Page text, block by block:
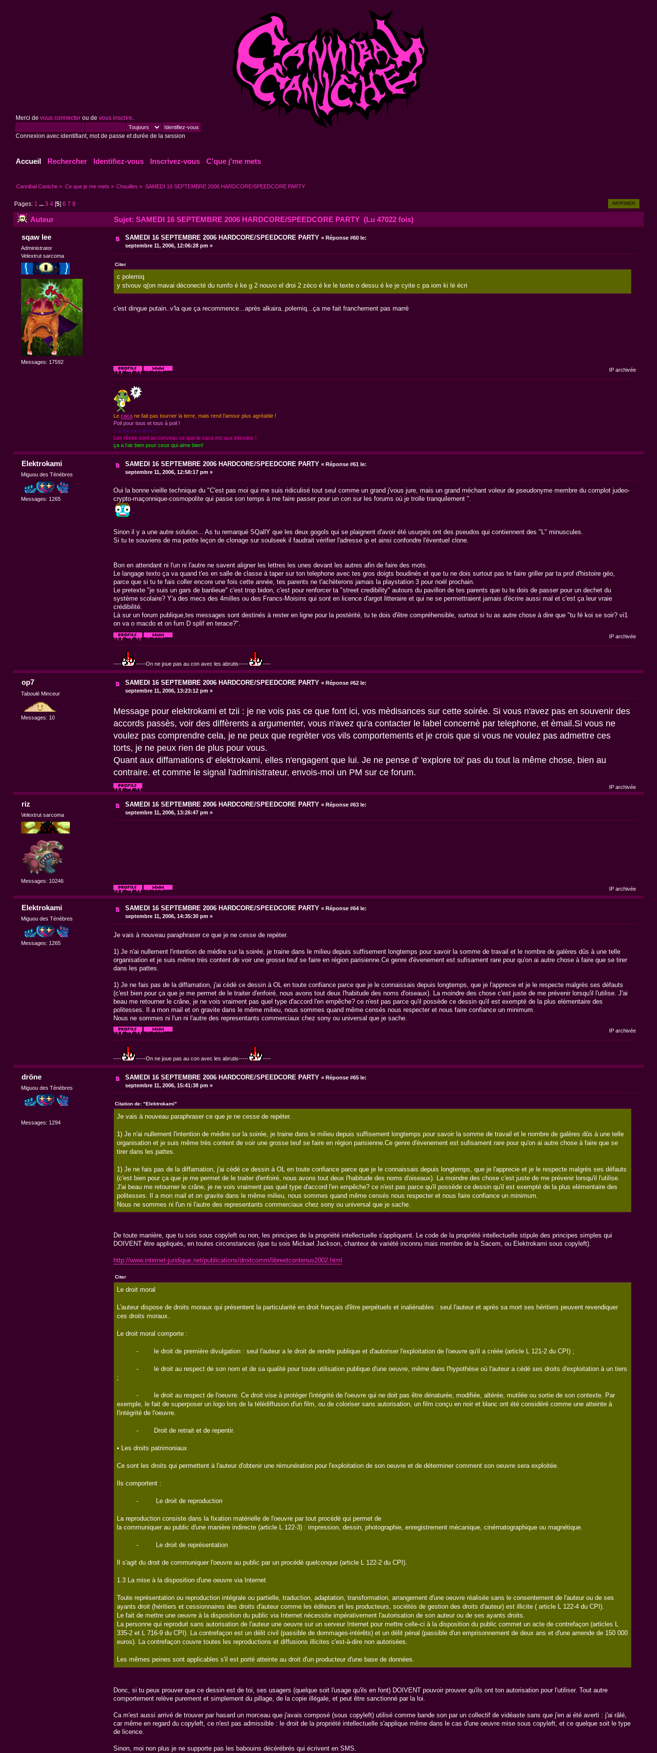
Merci de vous connecterou de vous inscrire
Connexion avec identifiant, mot de passe et durée de la session
Accueil Rechercher Identifiez-vous Inscrivez-vous C'que j'me mets
Cannibal Caniche » Ce que je me mets » Chouilles » SAMEDI 16 SEPTEMBRE 2006 HARDCORE/SPEEDCORE PARTY
IMPRIMER
Pages: 1 ...3 4 [5]6 7 8
Auteur Sujet: SAMEDI 16 SEPTEMBRE 2006 HARDCORE/SPEEDCORE PARTY (Lu 47022 fois)
sqaw lee
Administrator
Velextrut sarcoma
Messages: 17592
SAMEDI 16 SEPTEMBRE 2006 HARDCORE/SPEEDCORE PARTY « Réponse #60 le:
septembre 11, 2006, 12:06:28 pm »
Citer
c polemiq
y stvouv q(on mavai déconecté du rumfo é ke g 2 nouvo el droi 2 zéco é ke le texte o dessu é ke je cyite c pa iom ki lé écri
c'est dingue putain..v'la que ça recommence...après alkaira..polemiq...ça me fait franchement pas marré
IP archivée
Le cacane fait pas tourner la terre, mais rend l'amour plus agréable !
Poil pour tous et tous à poil !
J'ai fait kk à ikea !
Les rêves sont au cerveau ce que le caca est aux intestins !
ça a l'air bien pour ceux qui aime bien!
Elektrokami
Miguou des Ténèbres
Messages: 1265
SAMEDI 16 SEPTEMBRE 2006 HARDCORE/SPEEDCORE PARTY « Réponse #61 le:
septembre 11, 2006, 12:58:17 pm »
Oui la bonne vieille technique du "C'est pas moi qui me suis ridiculisé tout seul comme un grand j'vous jure, mais un grand méchant voleur de pseudonyme membre du complot judeo-
crypto-maçonnique-cosmopolite qui passe son temps à me faire passer pour un con sur les forums où je trolle tranquilement ".
Sinon il y a une autre solution... As tu remarqué SQallY que les deux gogols qui se plaignent d'avoir été usurpés ont des pseudos qui contiennent des "L" minuscules.
Si tu te souviens de ma petite leçon de clonage sur soulseek il faudrait vérifier l'adresse ip et ainsi confondre l'éventuel clone.
Bon en attendant ni l'un ni l'autre ne savent aligner les lettres les unes devant les autres afin de faire des mots.
Le langage texto ça va quand t'es en salle de classe à taper sur ton telephone avec tes gros doigts boudinés et que tu ne dois surtout pas te faire griller par ta prof d'histoire géo,
parce que si tu te fais coller encore une fois cette année, tes parents ne t'achèterons jamais la playstation 3 pour noël prochain.
Le pretexte "je suis un gars de banlieue" c'est trop bidon, c'est pour renforcer ta "street credibility" autours du pavillon de tes parents que tu te dois de passer pour un dechet du
système scolaire? Y'a des mecs des 4milles ou des Francs-Moisins qui sont en licence d'argot litteraire et qui ne se permettraient jamais d'écrire aussi mal et c'est ça leur vraie
crédibilité.
Là sur un forum publique,tes messages sont destinés à rester en ligne pour la postèrité, tu te dois d'être compréhensible, surtout si tu as autre chose à dire que "tu fé koi se soir? vi1
on va o macdo et on fum D splif en terace?".
IP archivée
---- -----On ne joue pas au con avec les abrutis----- ----
op7
Taboulé Minceur
Messages: 10
SAMEDI 16 SEPTEMBRE 2006 HARDCORE/SPEEDCORE PARTY « Réponse #62 le:
septembre 11, 2006, 13:23:12 pm »
Message pour elektrokami et tzii : je ne vois pas ce que font ici, vos mèdisances sur cette soirée. Si vous n'avez pas en souvenir des
accords passès, voir des diffèrents a argumenter, vous n'avez qu'a contacter le label concernè par telephone, et èmail.Si vous ne
voulez pas comprendre cela, je ne peux que regrèter vos vils comportements et je crois que si vous ne voulez pas admettre ces
torts, je ne peux rien de plus pour vous.
Quant aux diffamations d' elektrokami, elles n'engagent que lui. Je ne pense d' 'explore toi' pas du tout la même chose, bien au
contraire. et comme le signal l'administrateur, envois-moi un PM sur ce forum.
IP archivée
riz
Velextrut sarcoma
Messages: 10246
SAMEDI 16 SEPTEMBRE 2006 HARDCORE/SPEEDCORE PARTY « Réponse #63 le:
septembre 11, 2006, 13:26:47 pm »
IP archivée
Elektrokami
Miguou des Ténèbres
Messages: 1265
SAMEDI 16 SEPTEMBRE 2006 HARDCORE/SPEEDCORE PARTY « Réponse #64 le:
septembre 11, 2006, 14:35:30 pm »
Je vais à nouveau paraphraser ce que je ne cesse de repèter.
1) Je n'ai nullement l'intention de médire sur la soirée, je traine dans le milieu depuis suffisement longtemps pour savoir la somme de travail et le nombre de galères dûs à une telle
organisation et je suis même très content de voir une grosse teuf se faire en région parisienne.Ce genre d'évenement est sufisament rare pour qu'on ai autre chose à faire que se tirer
dans les pattes.
1) Je ne fais pas de la diffamation, j'ai cèdé ce dessin à OL en toute confiance parce que je le connaissais depuis longtemps, que je l'apprecie et je le respecte malgrès ses défauts
(c'est bien pour ça que je me permet de le traiter d'enfoiré, nous avons tout deux l'habitude des noms d'oiseaux). La moindre des chose c'est juste de me prévenir lorsqu'il l'utilise. J'ai
beau me retourner le crâne, je ne vois vraiment pas quel type d'accord l'en empêche? ce n'est pas parce qu'il possède ce dessin qu'il est exempté de la plus elémentaire des
politesses. Il a mon mail et on gravite dans le même milieu, nous sommes quand même censés nous respecter et nous faire confiance un minimum.
Nous ne sommes ni l'un ni l'autre des representants commerciaux chez sony ou universal que je sache.
IP archivée
---- -----On ne joue pas au con avec les abrutis----- ----
dröne
Miguou des Ténèbres
Messages: 1294
SAMEDI 16 SEPTEMBRE 2006 HARDCORE/SPEEDCORE PARTY « Réponse #65 le:
septembre 11, 2006, 15:41:38 pm »
Citation de: "Elektrokami"
Je vais à nouveau paraphraser ce que je ne cesse de repèter.
1) Je n'ai nullement l'intention de médire sur la soirée, je traine dans le milieu depuis suffisement longtemps pour savoir la somme de travail et le nombre de galères dûs à une telle
organisation et je suis même très content de voir une grosse teuf se faire en région parisienne.Ce genre d'évenement est sufisament rare pour qu'on ai autre chose à faire que se
tirer dans les pattes.
1) Je ne fais pas de la diffamation, j'ai cèdé ce dessin à OL en toute confiance parce que je le connaissais depuis longtemps, que je l'apprecie et je le respecte malgrès ses défauts
(c'est bien pour ça que je me permet de le traiter d'enfoiré, nous avons tout deux l'habitude des noms d'oiseaux). La moindre des chose c'est juste de me prévenir lorsqu'il l'utilise.
J'ai beau me retourner le crâne, je ne vois vraiment pas quel type d'accord l'en empêche? ce n'est pas parce qu'il possède ce dessin qu'il est exempté de la plus elémentaire des
politesses. Il a mon mail et on gravite dans le même milieu, nous sommes quand même censés nous respecter et nous faire confiance un minimum.
Nous ne sommes ni l'un ni l'autre des representants commerciaux chez sony ou universal que je sache.
De toute manière, que tu sois sous copyleft ou non, les principes de la propriété intellectuelle s'appliquent. Le code de la propriété intellectuelle stipule des principes simples qui
DOIVENT être appliqués, en toutes circonstances (que tu sois Mickael Jackson, chanteur de variété inconnu mais membre de la Sacem, ou Elektrokami sous copyleft).
http://www.internet-juridique.net/publications/droitcomm/libreetcontenus2002.html
Citer
Le droit moral
L'auteur dispose de droits moraux qui présentent la particularité en droit français d'être perpétuels et inaliénables : seul l'auteur et après sa mort ses héritiers peuvent revendiquer
ces droits moraux.
Le droit moral comporte :
- le droit de première divulgation : seul l'auteur a le droit de rendre publique et d'autoriser l'exploitation de l'oeuvre qu'il a créée (article L 121-2 du CPI) ;
- le droit au respect de son nom et de sa qualité pour toute utilisation publique d'une oeuvre, même dans l'hypothèse où l'auteur a cédé ses droits d'exploitation à un tiers
;
- le droit au respect de l'oeuvre. Ce droit vise à protéger l'intégrité de l'oeuvre qui ne doit pas être dénaturée, modifiée, altérée, mutilée ou sortie de son contexte. Par
exemple, le fait de superposer un logo lors de la télédiffusion d'un film, ou de coloriser sans autorisation, un film conçu en noir et blanc ont été considéré comme une atteinte à
l'intégrité de l'oeuvre.
- Droit de retrait et de repentir.
• Les droits patrimoniaux
Ce sont les droits qui permettent à l'auteur d'obtenir une rémunération pour l'exploitation de son oeuvre et de déterminer comment son oeuvre sera exploitée.
Ils comportent :
- Le droit de reproduction
La reproduction consiste dans la fixation matérielle de l'oeuvre par tout procédé qui permet de
la communiquer au public d'une manière indirecte (article L 122-3) : impression, dessin, photographie, enregistrement mécanique, cinématographique ou magnétique.
- Le droit de représentation
Il s'agit du droit de communiquer l'oeuvre au public par un procédé quelconque (article L 122-2 du CPI).
1.3 La mise à la disposition d'une oeuvre via Internet
Toute représentation ou reproduction intégrale ou partielle, traduction, adaptation, transformation, arrangement d'une oeuvre réalisée sans le consentement de l'auteur ou de ses
ayants droit (héritiers et cessionnaires des droits d'auteur comme les éditeurs et les producteurs, sociétés de gestion des droits d'auteur) est illicite ( article L 122-4 du CPI).
Le fait de mettre une oeuvre à la disposition du public via Internet nécessite impérativement l'autorisation de son auteur ou de ses ayants droits.
La personne qui reproduit sans autorisation de l'auteur une oeuvre sur un serveur Internet pour mettre celle-ci à la disposition du public commet un acte de contrefaçon (articles L
335-2 et L 716-9 du CPI). La contrefaçon est un délit civil (passible de dommages-intérêts) et un délit pénal (passible d'un emprisonnement de deux ans et d'une amende de 150 000
euros). La contrefaçon couvre toutes les reproductions et diffusions illicites c'est-à-dire non autorisées.
Les mêmes peines sont applicables s'il est porté atteinte au droit d'un producteur d'une base de données.
Donc, si tu peux prouver que ce dessin est de toi, ses usagers (quelque soit l'usage qu'ils en font) DOIVENT pouvoir prouver qu'ils ont ton autorisation pour l'utiliser. Tout autre
comportement relève purement et simplement du pillage, de la copie illégale, et peut être sanctionné par la loi.
Ca m'est aussi arrivé de trouver par hasard un morceau que j'avais composé (sous copyleft) utilisé comme bande son par un collectif de vidéaste sans que j'en ai été averti : j'ai râlé,
car même en regard du copyleft, ce n'est pas admissible : le droit de la propriété intellectuelle s'applique même dans le cas d'une oeuvre mise sous copyleft, et ce quelque soit le type
de licence.
Sinon, moi non plus je ne supporte pas les babouins décérébrés qui écrivent en SMS.